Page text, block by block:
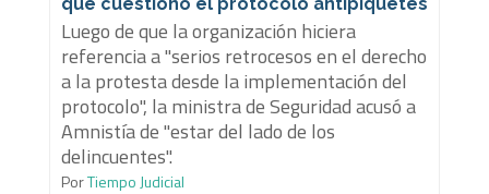
Luego de que la organización hiciera
referencia a "serios retrocesos en el derecho
a la protesta desde la implementación del
protocolo", la ministra de Seguridad acusó a
Amnistía de "estar del lado de los
delincuentes".
PorTiempo Judicial